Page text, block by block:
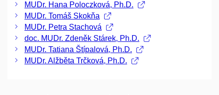
MUDr. Hana Poloczková, Ph.D.
MUDr. Tomáš Skokňa
MUDr. Petra Stachová
doc. MUDr. Zdeněk Stárek, Ph.D.
MUDr. Tatiana Štípalová, Ph.D.
MUDr. Alžběta Trčková, Ph.D.